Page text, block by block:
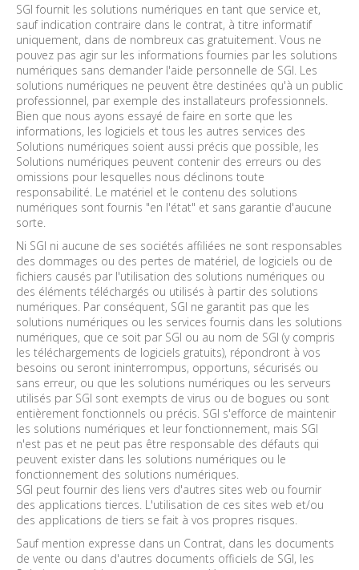
SGI fournit les solutions numériques en tant que service et,
sauf indication contraire dans le contrat, à titre informatif
uniquement, dans de nombreux cas gratuitement. Vous ne
pouvez pas agir sur les informations fournies par les solutions
numériques sans demander l'aide personnelle de SGI. Les
solutions numériques ne peuvent être destinées qu'à un public
professionnel, par exemple des installateurs professionnels.
Bien que nous ayons essayé de faire en sorte que les
informations, les logiciels et tous les autres services des
Solutions numériques soient aussi précis que possible, les
Solutions numériques peuvent contenir des erreurs ou des
omissions pour lesquelles nous déclinons toute
responsabilité. Le matériel et le contenu des solutions
numériques sont fournis "en l'état" et sans garantie d'aucune
sorte.
Ni SGI ni aucune de ses sociétés affiliées ne sont responsables
des dommages ou des pertes de matériel, de logiciels ou de
fichiers causés par l'utilisation des solutions numériques ou
des éléments téléchargés ou utilisés à partir des solutions
numériques. Par conséquent, SGI ne garantit pas que les
solutions numériques ou les services fournis dans les solutions
numériques, que ce soit par SGI ou au nom de SGI (y compris
les téléchargements de logiciels gratuits), répondront à vos
besoins ou seront ininterrompus, opportuns, sécurisés ou
sans erreur, ou que les solutions numériques ou les serveurs
utilisés par SGI sont exempts de virus ou de bogues ou sont
entièrement fonctionnels ou précis. SGI s'efforce de maintenir
les solutions numériques et leur fonctionnement, mais SGI
n'est pas et ne peut pas être responsable des défauts qui
peuvent exister dans les solutions numériques ou le
fonctionnement des solutions numériques.
SGI peut fournir des liens vers d'autres sites web ou fournir
des applications tierces. L'utilisation de ces sites web et/ou
des applications de tiers se fait à vos propres risques.
Sauf mention expresse dans un Contrat, dans les documents
de vente ou dans d'autres documents officiels de SGI, les